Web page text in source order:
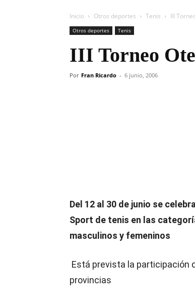
Inicio Otros deportes Tenis III
Otros deportes Tenis
III Torneo
Por Fran Ricardo - 6 junio, 2006
Del 12 al 30 de junio se
Sport de tenis en las
masculinos y femeninos
Está prevista la participación
provincias